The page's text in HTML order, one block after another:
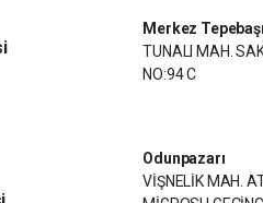
Merkez Tepebaşı
TUNALI MAH.
NO:94 C
Odunpazarı
VİŞNELİK MAH.